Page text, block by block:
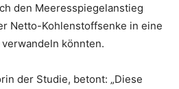
den Meeresspiegelanstieg
Netto-Kohlenstoffsenke in eine
könnten.
der Studie, betont: „Diese